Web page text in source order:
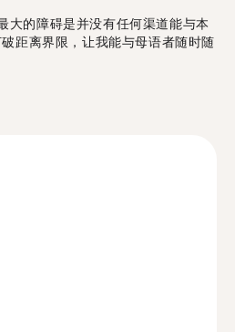
大的障碍是并没有任何渠道能与本
距离界限，让我能与母语者随时随